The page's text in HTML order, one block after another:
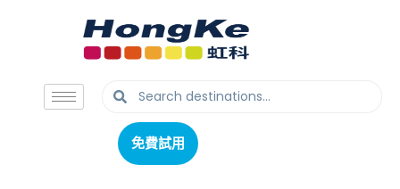
免費試用
免費試用